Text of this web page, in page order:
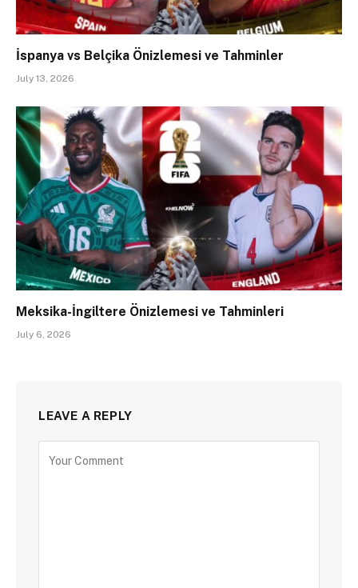
İspanya vs Belçika Önizlemesi ve Tahminler
July 13, 2026
Meksika-İngiltere Önizlemesi ve Tahminleri
July 6, 2026
LEAVE A REPLY